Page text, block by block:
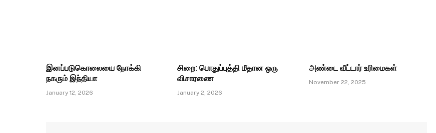
இனப்படுகொலையை நோக்கி
நகரும் இந்தியா
January 12, 2026
சிறை: பொதுப்புத்தி மீதான ஒரு
விசாரணை
January 2, 2026
அண்டை வீட்டார் உரிமைகள்
November 22, 2025